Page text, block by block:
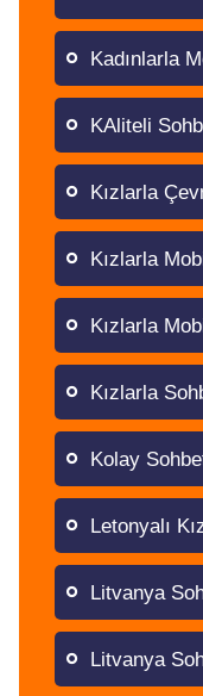
Kadınlarla
KAliteli
Kızlarla
Kızlarla
Kızlarla
Kızlarla
Kolay
Letonyalı
Litvanya
Litvanya